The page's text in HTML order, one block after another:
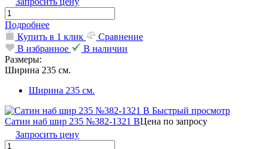
Подробнее
Купить в 1 клик
Сравнение
В избранное
В наличии
Размеры:
Ширина 235 см.
Ширина 235 см.
Быстрый просмотр
Сатин наб шир 235 №382-1321 ВЦена по запросу
Запросить цену